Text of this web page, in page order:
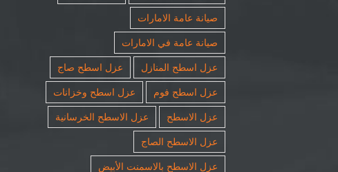
صيانة عامة الامارات
صيانة عامة في الامارات
عزل اسطح المنازل
عزل اسطح صاج
عزل اسطح فوم
عزل اسطح وخزانات
عزل الاسطح
عزل الاسطح الخرسانية
عزل الاسطح الصاج
عزل الاسطح بالاسمنت الأبيض